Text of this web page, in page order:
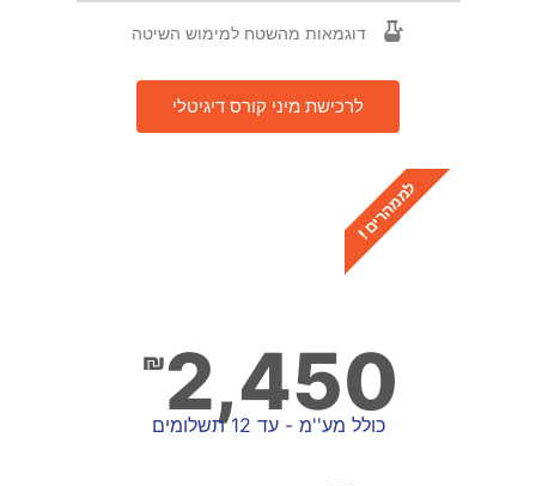
דוגמאות מהשטח למימוש השיטה
לרכישת מיני קורס דיגיטלי
לממהרים ! קורס דיגיטלי
יסודות העצמת משתמשים
₪ 2,450
כולל מע''מ - עד 12 תשלומים